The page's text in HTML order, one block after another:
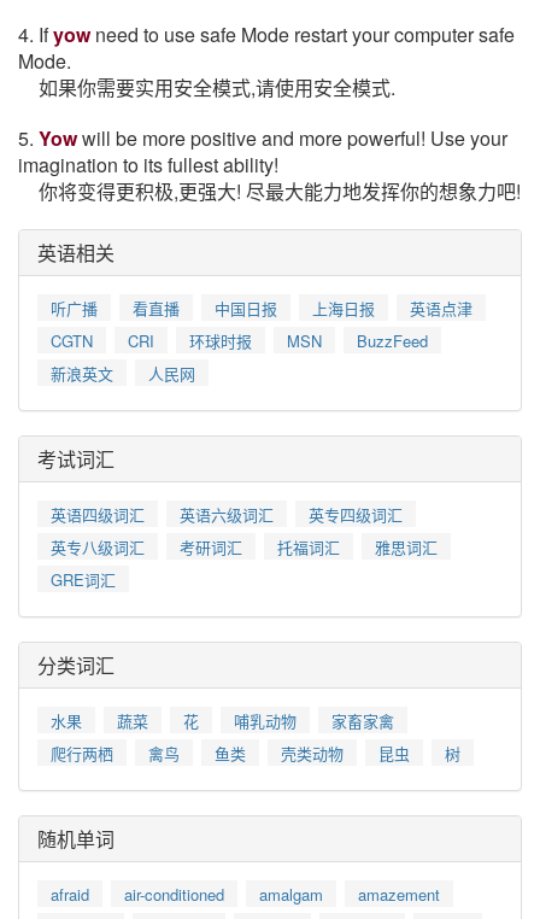
4. Ifyowneed to use safe Mode restart your computer safe
Mode.
如果你需要实用安全模式,请使用安全模式.
5. Yowwill be more positive and more powerful! Use your
imagination to its fullest ability!
你将变得更积极,更强大! 尽最大能力地发挥你的想象力吧!
英语相关
听广播 看直播 中国日报 上海日报
英语点津
CGTN
CRI 环球时报 MSN
BuzzFeed
新浪英文
人民网
考试词汇
英语四级词汇 英语六级词汇
英专四级词汇
英专八级词汇
考研词汇 托福词汇
雅思词汇
GRE词汇
分类词汇
水果 蔬菜 花 哺乳动物
家畜家禽
爬行两栖
禽鸟 鱼类 壳类动物 昆虫 树
随机单词
afraid air-conditioned amalgam
amazement